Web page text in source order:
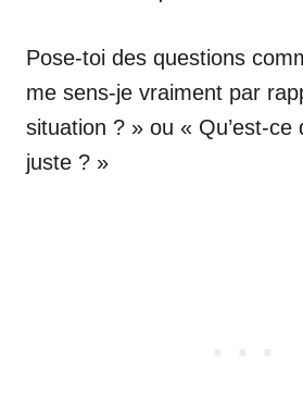
Pose-toi des questions
me sens-je vraiment par
situation ? » ou « Qu’est-ce
juste ? »